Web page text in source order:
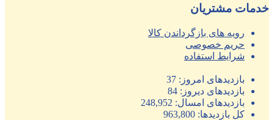
خدمات مشتریان
رویه های بازگرداندن کالا
حریم خصوصی
شرایط استفاده
بازدیدهای امروز: 37
بازدیدهای دیروز: 84
بازدیدهای امسال: 248,952
کل بازدیدها: 963,800